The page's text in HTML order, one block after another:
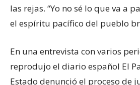
las rejas. “Yo no sé lo que va a
el espíritu pacífico del pueblo
En una entrevista con varios
reprodujo el diario español El
Estado denunció el proceso de